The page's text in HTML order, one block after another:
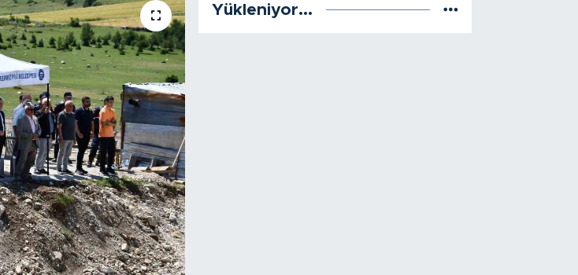
Yükleniyor...